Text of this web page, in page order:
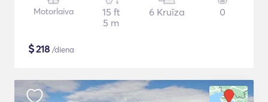
Motorlaiva
15 ft
5 m
6 Kruīza 0
$218 /diena